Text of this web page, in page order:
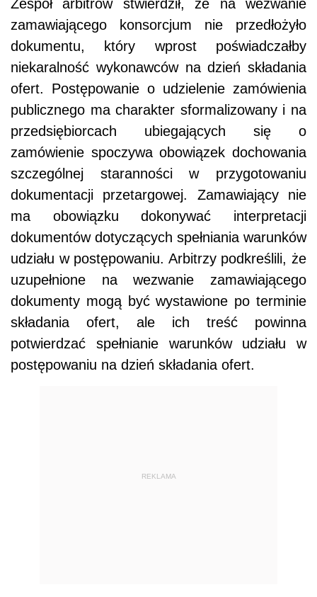
Zespół arbitrów stwierdził, że na wezwanie
zamawiającego konsorcjum nie przedłożyło
dokumentu, który wprost poświadczałby
niekaralność wykonawców na dzień składania
ofert. Postępowanie o udzielenie zamówienia
publicznego ma charakter sformalizowany i na
przedsiębiorcach ubiegających się o
zamówienie spoczywa obowiązek dochowania
szczególnej staranności w przygotowaniu
dokumentacji przetargowej. Zamawiający nie
ma obowiązku dokonywać interpretacji
dokumentów dotyczących spełniania warunków
udziału w postępowaniu. Arbitrzy podkreślili, że
uzupełnione na wezwanie zamawiającego
dokumenty mogą być wystawione po terminie
składania ofert, ale ich treść powinna
potwierdzać spełnianie warunków udziału w
postępowaniu na dzień składania ofert.
REKLAMA